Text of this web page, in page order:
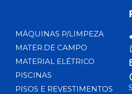
MÁQUINAS P/LIMPEZA
MATER.DE CAMPO
MATERIAL ELÉTRICO
PISCINAS
PISOS E REVESTIMENTOS